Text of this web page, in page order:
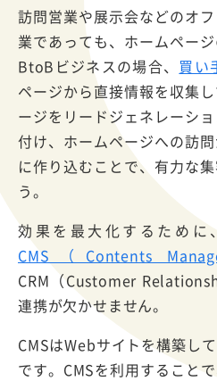
訪問営業や展示会などのオ
業であっても、ホームペー
BtoBビジネスの場合、 買い
ページから直接情報を収集
ージをリードジェネレーシ
付け、ホームページへの訪
に作り込むことで、有力な
う。
効果を最大化するために
CMS（Contents
CRM（Customer
連携が欠かせません。
CMSはWebサイトを構築し
です。CMSを利用すること